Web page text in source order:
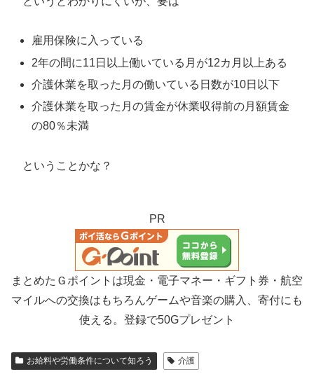
雇用保険に入っている
2年の間に11日以上働いている月が12カ月以上ある
介護休業を取った月の働いている日数が10日以下
介護休業を取った月の賃金が休業収得前の月額賃金
の80％未満
ということかな？
PR
まとめたＧポイントは現金・電子マネー・ギフト券・航空
マイルへの交換はもちろんゲームや音楽の購入、寄付にも
使える。登録で50Gプレゼント
お給料や労働条件について知ろう 介護